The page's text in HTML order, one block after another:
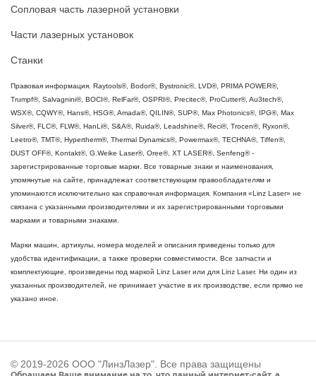
Сопловая часть лазерной установки
Части лазерных установок
Станки
Правовая информация. Raytools®, Bodor®, Bystronic®, LVD®, PRIMA POWER®,
Trumpf®, Salvagnini®, BOCI®, RelFar®, OSPRI®, Precitec®, ProCutter®, Au3tech®,
WSX®, CQWY®, Hans®, HSG®, Amada®, QILIN®, SUP®, Max Photonics®, IPG®, Max
Silver®, FLC®, FLW®, HanLi®, S&A®, Ruida®, Leadshine®, Reci®, Trocen®, Ryxon®,
Leetro®, TMT®, Hypertherm®, Thermal Dynamics®, Powermax®, TECHNA®, Tiffen®,
DUST OFF®, Kontakt®, G.Weike Laser®, Oree®, XT LASER®, Senfeng® -
зарегистрированные торговые марки. Все товарные знаки и наименования,
упомянутые на сайте, принадлежат соответствующим правообладателям и
упоминаются исключительно как справочная информация. Компания «Linz Laser» не
связана с указанными производителями и их зарегистрированными торговыми
марками и товарными знаками.
Марки машин, артикулы, номера моделей и описания приведены только для
удобства идентификации, а также проверки совместимости. Все запчасти и
комплектующие, произведены под маркой Linz Laser или для Linz Laser. Ни один из
указанных производителей, не принимает участие в их производстве, если прямо не
указано иное.
© 2019-2026 ООО "ЛинзЛазер". Все права защищены